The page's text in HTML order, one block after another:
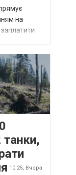
на
танки,
10:25, Вчора